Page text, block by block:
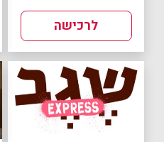
לרכישה